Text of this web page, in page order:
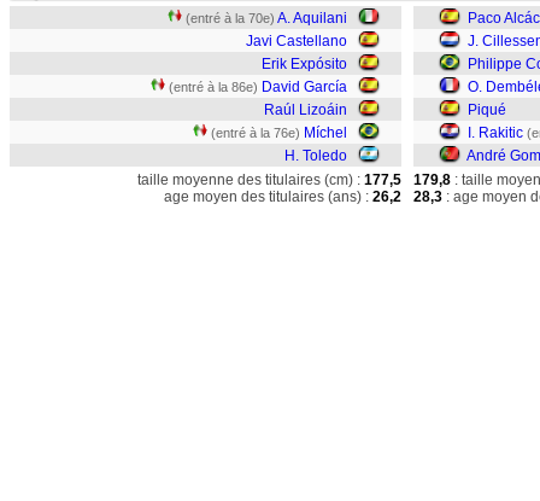
(entré à la 70e) A. Aquilani
Javi Castellano
Erik Expósito
(entré à la 86e) David García
Raúl Lizoáin
(entré à la 76e) Míchel
H. Toledo
Paco
J.
Philippe
O.
Piqué
I. Rakitic
André
taille moyenne des titulaires (cm) : 177,5
age moyen des titulaires (ans) : 26,2
179,8 : taille
28,3 : age moyen